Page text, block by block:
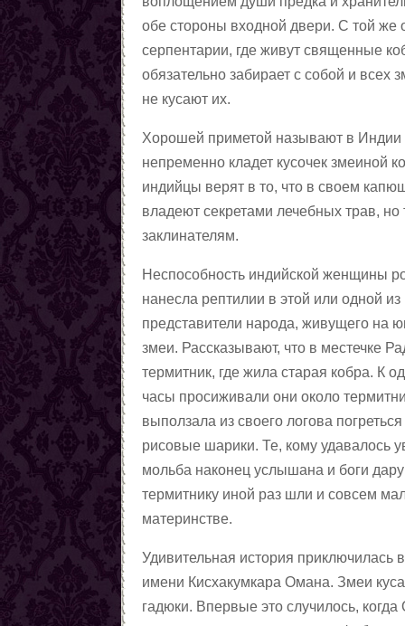
обе стороны входной двери. С той же
серпентарии, где живут священные
обязательно забирает с собой и всех
не кусают их.
Хорошей приметой называют в Индии
непременно кладет кусочек змеиной
индийцы верят в то, что в своем
владеют секретами лечебных трав,
заклинателям.
Неспособность индийской женщины
нанесла рептилии в этой или одной
представители народа, живущего на
змеи. Рассказывают, что в местечке
термитник, где жила старая кобра. К
часы просиживали они около
выползала из своего логова
рисовые шарики. Те, кому удавалось
мольба наконец услышана и боги
термитнику иной раз шли и совсем
материнстве.
Удивительная история
имени Кисхакумкара Омана. Змеи
гадюки. Впервые это случилось,